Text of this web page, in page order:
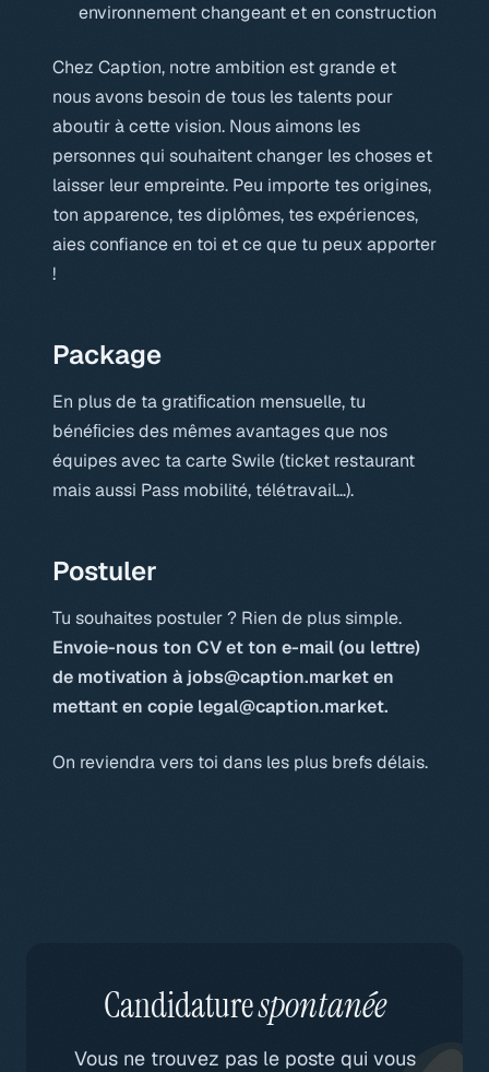
environnement changeant et en construction
Chez Caption, notre ambition est grande et
nous avons besoin de tous les talents pour
aboutir à cette vision. Nous aimons les
personnes qui souhaitent changer les choses et
laisser leur empreinte. Peu importe tes origines,
ton apparence, tes diplômes, tes expériences,
aies confiance en toi et ce que tu peux apporter
!
Package
En plus de ta gratiﬁcation mensuelle, tu
bénéﬁcies des mêmes avantages que nos
équipes avec ta carte Swile (ticket restaurant
mais aussi Pass mobilité, télétravail…).
Postuler
Tu souhaites postuler ? Rien de plus simple.
Envoie-nous ton CV et ton e-mail (ou lettre)
de motivation à jobs@caption.marketen
mettant en copie legal@caption.market.
On reviendra vers toi dans les plus brefs délais.
Candidaturespontanée
Vous ne trouvez pas le poste qui vous